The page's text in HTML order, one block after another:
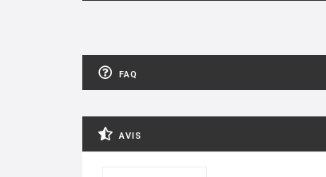
FAQ
AVIS